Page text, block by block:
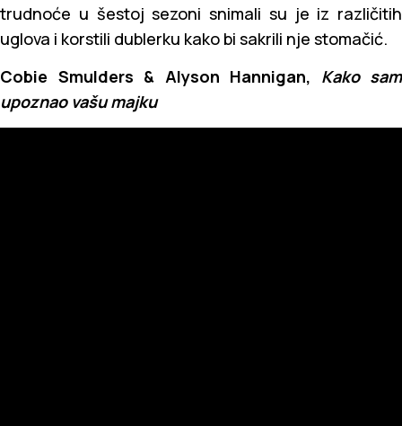
trudnoće u šestoj sezoni snimali su je iz različitih
uglova i korstili dublerku kako bi sakrili nje stomačić.
Cobie Smulders & Alyson Hannigan, Kako sam
upoznao vašu majku